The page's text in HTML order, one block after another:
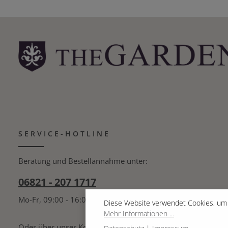
SERVICE-HOTLINE
Beratung und Bestellannahme unter:
06821 - 207 1717
Mo-Fr, 09:00 - 16:00 UhrDiese Website verwendet Cookies,
Mehr Informationen ...